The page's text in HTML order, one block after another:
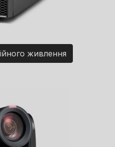
живлення